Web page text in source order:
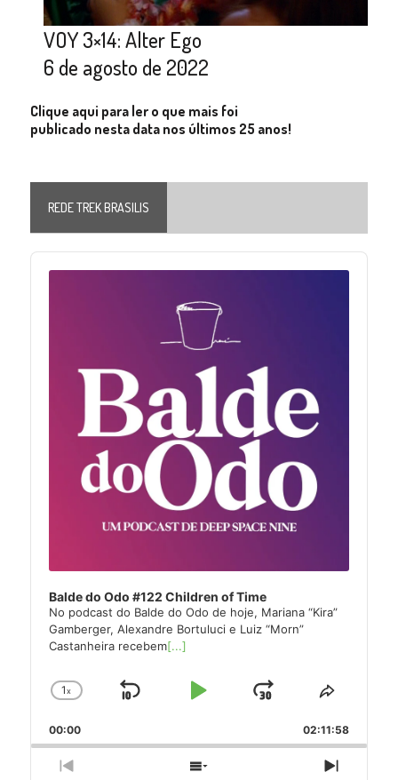
VOY 3×14: Alter Ego
6 de agosto de 2022
Clique aqui para ler o que mais foi
publicado nesta data nos últimos 25 anos!
REDE TREK BRASILIS
Audio
Player
Balde do Odo #122 Children of Time
No podcast do Balde do Odo de hoje, Mariana “Kira”
Gamberger, Alexandre Bortuluci e Luiz “Morn”
Castanheira recebem[...]
Change
Rate
1x
Skip
Play
Jump
Forward
Share
Episode
00:00 02:11:58
Previous Show Next